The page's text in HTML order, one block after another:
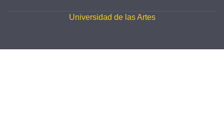
Universidad de las Artes